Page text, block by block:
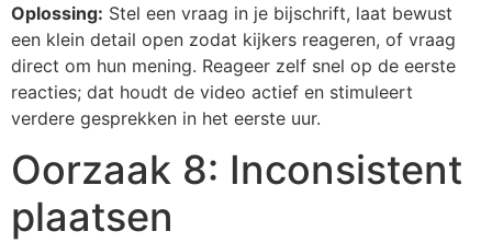
Oplossing: Stel een vraag in je bijschrift, laat bewust
een klein detail open zodat kijkers reageren, of vraag
direct om hun mening. Reageer zelf snel op de eerste
reacties; dat houdt de video actief en stimuleert
verdere gesprekken in het eerste uur.
Oorzaak 8: Inconsistent
plaatsen